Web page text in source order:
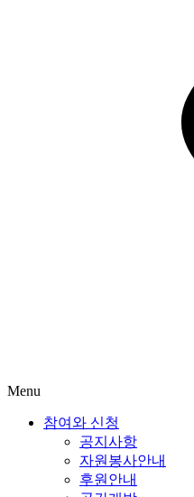
Menu
참여와 신청
공지사항
자원봉사안내
후원안내